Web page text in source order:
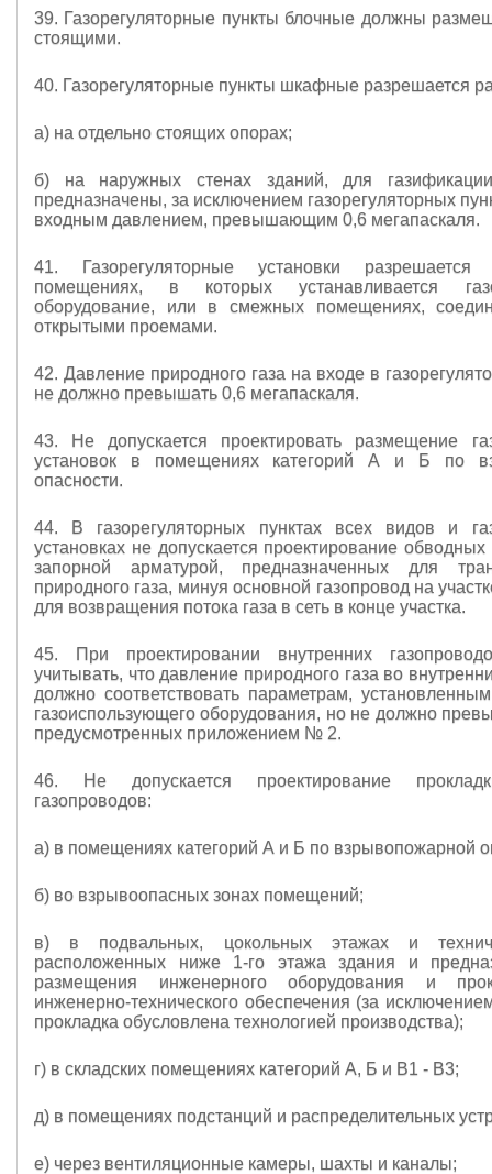
39. Газорегуляторные пункты блочные должны
стоящими.
40. Газорегуляторные пункты шкафные разрешается
а) на отдельно стоящих опорах;
б) на наружных стенах зданий, для
предназначены, за исключением газорегуляторных
входным давлением, превышающим 0,6 мегапаскаля.
41. Газорегуляторные установки
помещениях, в которых устанавливается
оборудование, или в смежных помещениях,
открытыми проемами.
42. Давление природного газа на входе в
не должно превышать 0,6 мегапаскаля.
43. Не допускается проектировать размещение
установок в помещениях категорий А и Б по
опасности.
44. В газорегуляторных пунктах всех видов и
установках не допускается проектирование обводных
запорной арматурой, предназначенных для
природного газа, минуя основной газопровод на
для возвращения потока газа в сеть в конце участка.
45. При проектировании внутренних
учитывать, что давление природного газа во
должно соответствовать параметрам,
газоиспользующего оборудования, но не должно
предусмотренных приложением № 2.
46. Не допускается проектирование
газопроводов:
а) в помещениях категорий А и Б по взрывопожарной
б) во взрывоопасных зонах помещений;
в) в подвальных, цокольных этажах и
расположенных ниже 1-го этажа здания и
размещения инженерного оборудования и
инженерно-технического обеспечения (за
прокладка обусловлена технологией производства);
г) в складских помещениях категорий А, Б и В1 - В3;
д) в помещениях подстанций и распределительных
е) через вентиляционные камеры, шахты и каналы;